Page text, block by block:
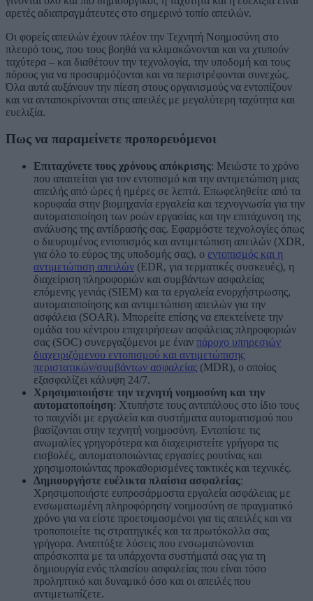
αρετές αδιαπραγμάτευτες στο σημερινό τοπίο απειλών.
Οι φορείς απειλών έχουν πλέον την Τεχνητή Νοημοσύνη στο
πλευρό τους, που τους βοηθά να κλιμακώνονται και να χτυπούν
ταχύτερα – και διαθέτουν την τεχνολογία, την υποδομή και τους
πόρους για να προσαρμόζονται και να περιστρέφονται συνεχώς.
Όλα αυτά αυξάνουν την πίεση στους οργανισμούς να εντοπίζουν
και να ανταποκρίνονται στις απειλές με μεγαλύτερη ταχύτητα και
ευελιξία.
Πως να παραμείνετε προπορευόμενοι
Επιταχύνετε τους χρόνους απόκρισης: Μειώστε το χρόνο
που απαιτείται για τον εντοπισμό και την αντιμετώπιση μιας
απειλής από ώρες ή ημέρες σε λεπτά. Επωφεληθείτε από τα
κορυφαία στην βιομηχανία εργαλεία και τεχνογνωσία για την
αυτοματοποίηση των ροών εργασίας και την επιτάχυνση της
ανάλυσης της αντίδρασής σας. Εφαρμόστε τεχνολογίες όπως
ο διευρυμένος εντοπισμός και αντιμετώπιση απειλών (XDR,
για όλο το εύρος της υποδομής σας), ο εντοπισμός και η
αντιμετώπιση απειλών (EDR, για τερματικές συσκευές), η
διαχείριση πληροφοριών και συμβάντων ασφαλείας
επόμενης γενιάς (SIEM) και τα εργαλεία ενορχήστρωσης,
αυτοματοποίησης και αντιμετώπιση απειλών για την
ασφάλεια (SOAR). Μπορείτε επίσης να επεκτείνετε την
ομάδα του κέντρου επιχειρήσεων ασφάλειας πληροφοριών
σας (SOC) συνεργαζόμενοι με έναν πάροχο υπηρεσιών
διαχειριζόμενου εντοπισμού και αντιμετώπισης
περιστατικών/συμβάντων ασφαλείας (MDR), ο οποίος
εξασφαλίζει κάλυψη 24/7.
Χρησιμοποιήστε την τεχνητή νοημοσύνη και την
αυτοματοποίηση: Χτυπήστε τους αντιπάλους στο ίδιο τους
το παιχνίδι με εργαλεία και συστήματα αυτοματισμού που
βασίζονται στην τεχνητή νοημοσύνη. Εντοπίστε τις
ανωμαλίες γρηγορότερα και διαχειριστείτε γρήγορα τις
εισβολές, αυτοματοποιώντας εργασίες ρουτίνας και
χρησιμοποιώντας προκαθορισμένες τακτικές και τεχνικές.
Δημιουργήστε ευέλικτα πλαίσια ασφαλείας:
Χρησιμοποιήστε ευπροσάρμοστα εργαλεία ασφάλειας με
ενσωματωμένη πληροφόρηση/ νοημοσύνη σε πραγματικό
χρόνο για να είστε προετοιμασμένοι για τις απειλές και να
τροποποιείτε τις στρατηγικές και τα πρωτόκολλα σας
γρήγορα. Αναπτύξτε λύσεις που ενσωματώνονται
απρόσκοπτα με τα υπάρχοντα συστήματά σας για τη
δημιουργία ενός πλαισίου ασφαλείας που είναι τόσο
προληπτικό και δυναμικό όσο και οι απειλές που
αντιμετωπίζετε.